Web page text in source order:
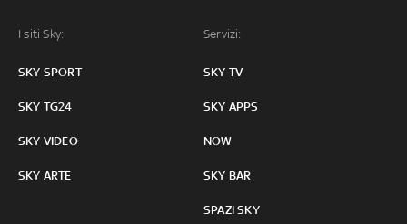
I siti Sky:
SKY SPORT
SKY TG24
SKY VIDEO
SKY ARTE
Servizi:
SKY TV
SKY APPS
NOW
SKY BAR
SPAZI SKY